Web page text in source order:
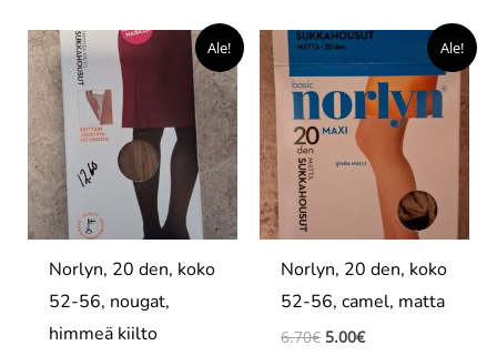
Ale!
Norlyn, 20 den, koko
52-56, nougat,
himmeä kiilto
Ale!
Norlyn, 20 den, koko
52-56, camel, matta
6.70€ Alkuperäinen
5.00€Nykyinen